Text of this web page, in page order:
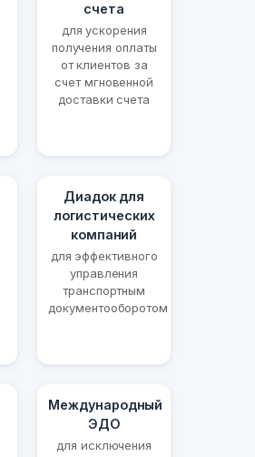
счета
для ускорения
получения оплаты
от клиентов за
счет мгновенной
доставки счета
Диадок для
логистических
компаний
для эффективного
управления
транспортным
документооборотом
Международный
ЭДО
для исключения